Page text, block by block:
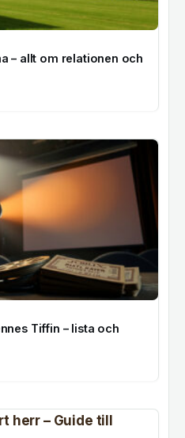
– allt om relationen och
Tiffin – lista och